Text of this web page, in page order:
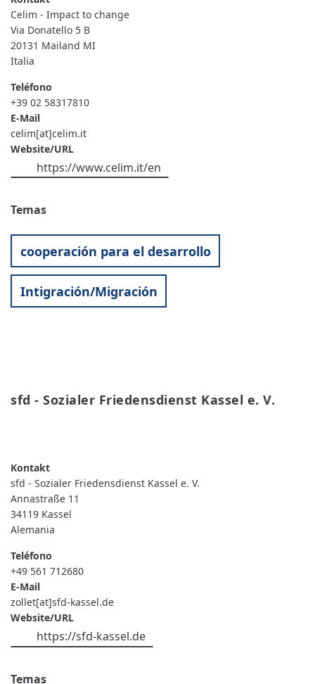
TO
CHANGE
Celim - Impact to change
Via Donatello 5 B
20131 Mailand MI
Italia
Teléfono
+39 02 58317810
E-Mail
celim[at]celim.it
Website/URL
https://www.celim.it/en
Temas
cooperación para el desarrollo
Intigración/Migración
sfd - Sozialer Friedensdienst Kassel e. V.
FRIEDENSDIENST
KASSEL
sfd - Sozialer Friedensdienst Kassel e. V.
Annastraße 11
34119 Kassel
Alemania
Teléfono
+49 561 712680
E-Mail
zollet[at]sfd-kassel.de
Website/URL
https://sfd-kassel.de
Temas